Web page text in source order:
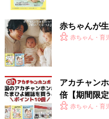
赤ちゃんが
赤ちゃん・育
アカチャン
倍【期間限定
赤ちゃん・育